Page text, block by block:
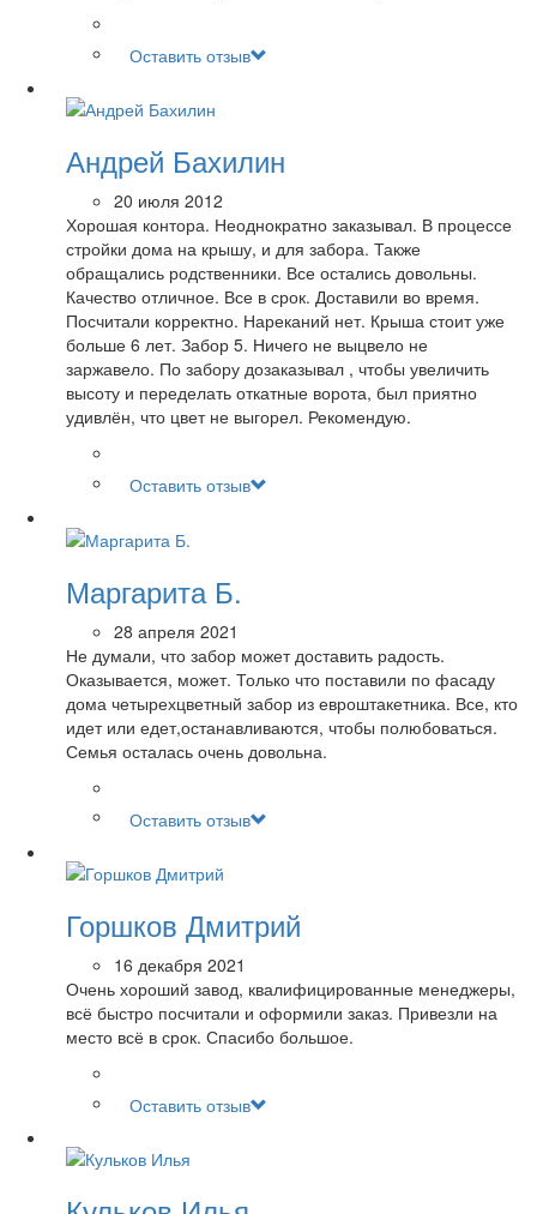
Оставить отзыв
Андрей Бахилин
20 июля 2012
Хорошая контора. Неоднократно заказывал. В процессе
стройки дома на крышу, и для забора. Также
обращались родственники. Все остались довольны.
Качество отличное. Все в срок. Доставили во время.
Посчитали корректно. Нареканий нет. Крыша стоит уже
больше 6 лет. Забор 5. Ничего не выцвело не
заржавело. По забору дозаказывал , чтобы увеличить
высоту и переделать откатные ворота, был приятно
удивлён, что цвет не выгорел. Рекомендую.
Оставить отзыв
Маргарита Б.
28 апреля 2021
Не думали, что забор может доставить радость.
Оказывается, может. Только что поставили по фасаду
дома четырехцветный забор из евроштакетника. Все, кто
идет или едет,останавливаются, чтобы полюбоваться.
Семья осталась очень довольна.
Оставить отзыв
Горшков Дмитрий
16 декабря 2021
Очень хороший завод, квалифицированные менеджеры,
всё быстро посчитали и оформили заказ. Привезли на
место всё в срок. Спасибо большое.
Оставить отзыв